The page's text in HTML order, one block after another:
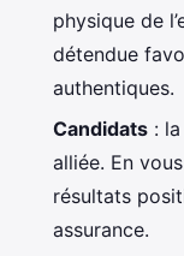
physique de
détendue
authentiques.
Candidats :
alliée. En
résultats
assurance.